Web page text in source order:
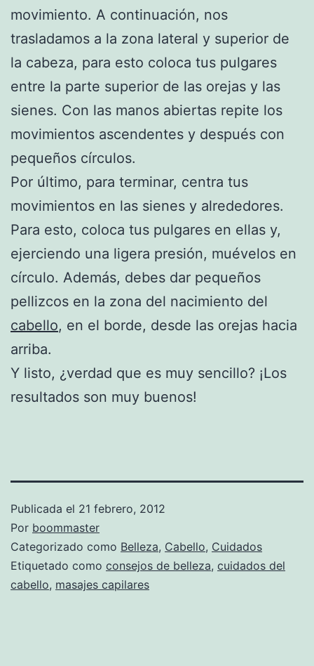
movimiento. A continuación, nos
trasladamos a la zona lateral y superior de
la cabeza, para esto coloca tus pulgares
entre la parte superior de las orejas y las
sienes. Con las manos abiertas repite los
movimientos ascendentes y después con
pequeños círculos.
Por último, para terminar, centra tus
movimientos en las sienes y alrededores.
Para esto, coloca tus pulgares en ellas y,
ejerciendo una ligera presión, muévelos en
círculo. Además, debes dar pequeños
pellizcos en la zona del nacimiento del
cabello, en el borde, desde las orejas hacia
arriba.
Y listo, ¿verdad que es muy sencillo? ¡Los
resultados son muy buenos!
Publicada el 21 febrero, 2012
Por boommaster
Categorizado como Belleza, Cabello, Cuidados
Etiquetado como consejos de belleza, cuidados del
cabello, masajes capilares